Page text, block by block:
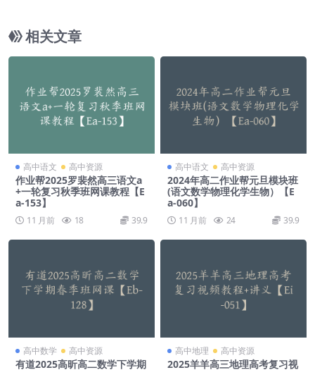
相关文章
高中语文 高中资源
作业帮2025罗裴然高三语文a
+一轮复习秋季班网课教程【E
a-153】
11 月前 18 39.9
高中语文 高中资源
2024年高二作业帮元旦模块班
(语文数学物理化学生物）【E
a-060】
11 月前 24 39.9
高中数学 高中资源
有道2025高昕高二数学下学期
高中地理 高中资源
2025羊羊高三地理高考复习视